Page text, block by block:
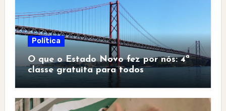
Política
O que o Estado Novo fez por nós: 4ª
classe gratuita para todos